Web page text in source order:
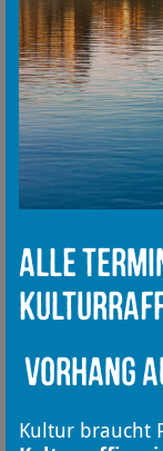
Alle
Vorhang
Kultur braucht